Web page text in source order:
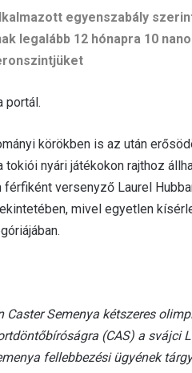
egyenszabály
legalább 12 hónapra 10
portál.
körökben is az után
tokiói nyári játékokon rajthoz
férfiként versenyző Laurel
mivel egyetlen
Caster Semenya kétszeres
(CAS) a svájci
fellebbezési ügyének